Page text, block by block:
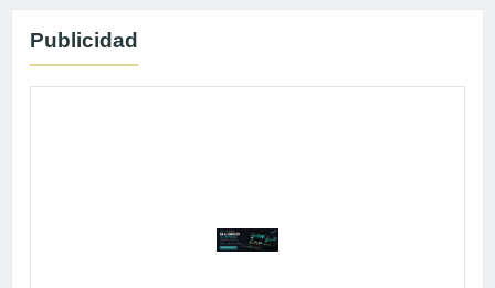
Publicidad
Publicidad